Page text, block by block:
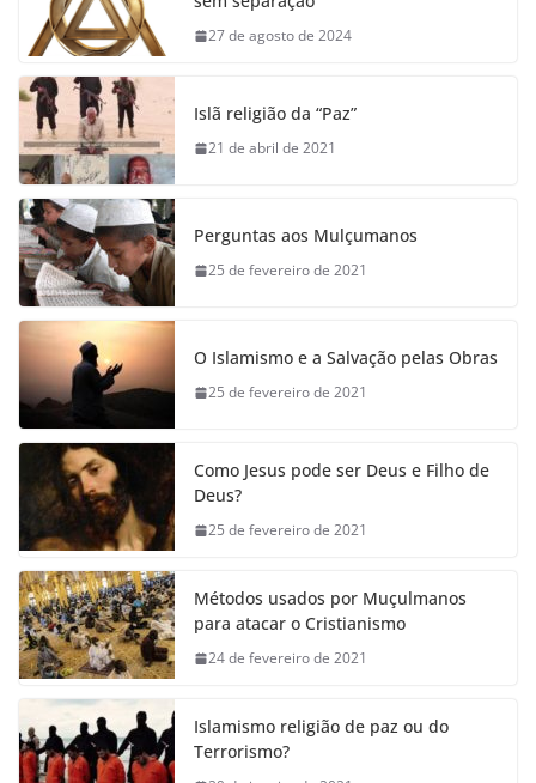
27 de agosto de 2024
Islã religião da “Paz”
21 de abril de 2021
Perguntas aos Mulçumanos
25 de fevereiro de 2021
O Islamismo e a Salvação pelas Obras
25 de fevereiro de 2021
Como Jesus pode ser Deus e Filho de
Deus?
25 de fevereiro de 2021
Métodos usados por Muçulmanos
para atacar o Cristianismo
24 de fevereiro de 2021
Islamismo religião de paz ou do
Terrorismo?